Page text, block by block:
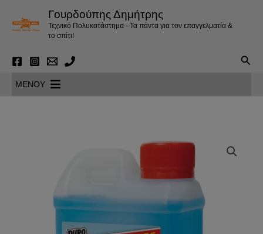
περιεχόμενο
Γουρδούπης Δημήτρης
Τεχνικό Πολυκατάστημα - Τα πάντα για τον επαγγελματία &
το σπίτι!
MENOY